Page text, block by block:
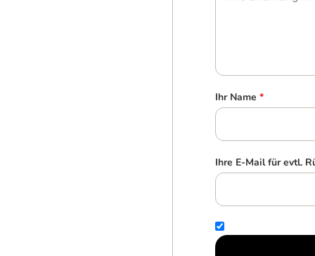
Ihr Name *
Ihre E-Mail für evtl.